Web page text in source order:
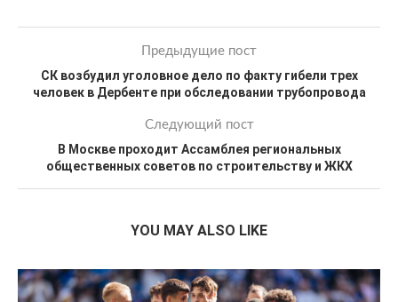
Предыдущие пост
СК возбудил уголовное дело по факту гибели трех
человек в Дербенте при обследовании трубопровода
Следующий пост
В Москве проходит Ассамблея региональных
общественных советов по строительству и ЖКХ
YOU MAY ALSO LIKE